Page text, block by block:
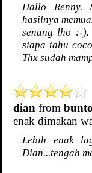
Hallo Renny.
hasilnya
senang lho :-
siapa tahu
Thx sudah
dian from
enak dimakan
Lebih enak
Dian...tengah